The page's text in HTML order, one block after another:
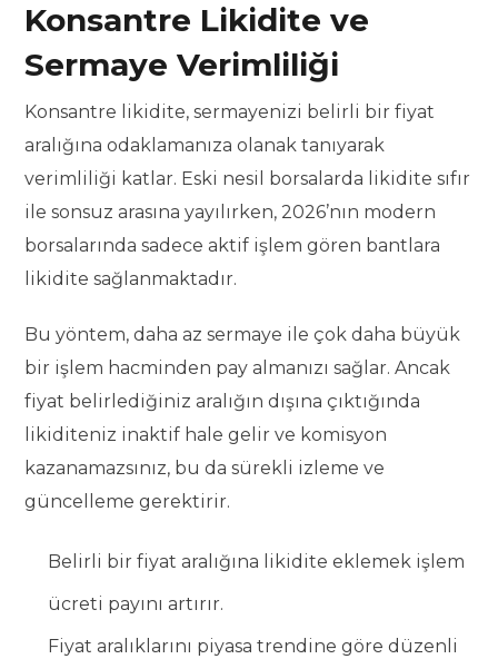
Konsantre Likidite ve
Sermaye Verimliliği
Konsantre likidite, sermayenizi belirli bir fiyat
aralığına odaklamanıza olanak tanıyarak
verimliliği katlar. Eski nesil borsalarda likidite sıfır
ile sonsuz arasına yayılırken, 2026’nın modern
borsalarında sadece aktif işlem gören bantlara
likidite sağlanmaktadır.
Bu yöntem, daha az sermaye ile çok daha büyük
bir işlem hacminden pay almanızı sağlar. Ancak
fiyat belirlediğiniz aralığın dışına çıktığında
likiditeniz inaktif hale gelir ve komisyon
kazanamazsınız, bu da sürekli izleme ve
güncelleme gerektirir.
Belirli bir fiyat aralığına likidite eklemek işlem
ücreti payını artırır.
Fiyat aralıklarını piyasa trendine göre düzenli